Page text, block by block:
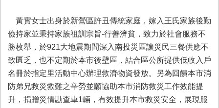
受
贈
與
公
開
徵
信
黃實女士出身於新營區許丑傳統家庭，嫁入王氏家族後勤
儉持家並秉持家族祖訓宗旨-行善濟貧，致力於社會服務不
勝枚舉，於921大地震期間深入南投災區讓災民三餐供應不
致匱乏，也不定期於本市後壁區，結合區公所提供低收入戶
名冊於指定里活動中心辦理救濟物資發放。另為回饋本市消
防弟兄救災救難之辛勞並願協助本市消防救災工作效能提
升，捐贈災情勘查車1輛，有效提升本市救災安全，展現服